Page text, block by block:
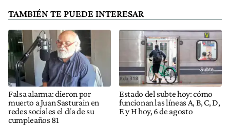
TAMBIÉN TE PUEDE INTERESAR
Falsa alarma: dieron por
muerto a Juan Sasturain en
redes sociales el día de su
cumpleaños 81
Estado del subte hoy: cómo
funcionan las líneas A, B, C, D,
E y H hoy, 6 de agosto